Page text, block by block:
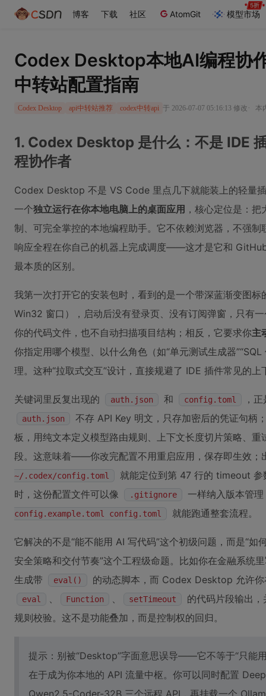
博客 下载 社区 AtomGit 模型市场
Codex Desktop本地AI编程协
中转站配置指南
Codex Desktop api中转站推荐 codex中转api 于 2026-07-07 05:16:13 修改 · 本
1. Codex Desktop 是什么：不是 IDE
程协作者
Codex Desktop 不是 VS Code 里点几下就能装上的轻量
一个独立运行在你本地电脑上的桌面应用 ，核心定位是：
制、可完全掌控的本地编程助手。它不依赖浏览器，不强
响应全程在你自己的机器上完成调度——这才是它和
最本质的区别。
我第一次打开它的安装包时，看到的是一个带深蓝渐变图
Win32 窗口），启动后没有登录页、没有订阅弹窗，只有
你的代码文件，也不自动扫描项目结构；相反，它要求你主
你指定用哪个模型、以什么角色（如“单元测试生成器
理。这种“拉取式交互”设计，直接规避了 IDE 插件常见的
关键词里反复出现的 auth.json 和 config.toml ，
auth.json
不存 API Key 明文，只存加密后的凭证句柄
板，用纯文本定义模型路由规则、上下文长度切片策略、
段。这意味着——你改完配置不用重启应用，保存即生效；
~/.codex/config.toml
就能定位到第 47 行的 timeout
时，这份配置文件可以像
.gitignore 一样纳入版本管
config.example.toml config.toml 就能跑通整套流程。
它解决的不是“能不能用 AI 写代码”这个初级问题，而是“
安全策略和交付节奏”这个工程级命题。比如你在金融系统
生成带
eval() 的动态脚本，而 Codex Desktop 允许
eval 、 Function 、 setTimeout
的代码片段输出
规则校验。这不是功能叠加，而是控制权的回归。
提示：别被“Desktop”字面意思误导——它不等于“只能
在于成为你本地的 API 流量中枢。你可以同时配置
Qwen2.5-Coder-32B 三个远程 API，再挂载一个